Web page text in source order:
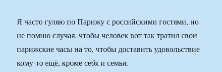
Я часто гуляю по Парижу с российскими гостями, но
не помню случая, чтобы человек вот так тратил свои
парижские часы на то, чтобы доставить удовольствие
кому-то ещё, кроме себя и семьи.